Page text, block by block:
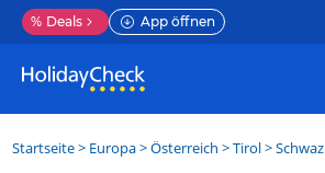
% Deals App öffnen
Startseite> Europa>Österreich >Tirol>Schwaz